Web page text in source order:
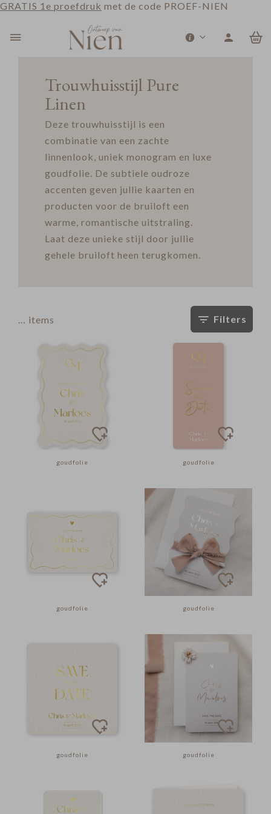
GRATIS 1e proefdruk met de code PROEF-NIEN
Trouwhuisstijl Pure
Linen
Deze trouwhuisstijl is een
combinatie van een zachte
linnenlook, uniek monogram en luxe
goudfolie. De subtiele oudroze
accenten geven jullie kaarten en
producten voor de bruiloft een
warme, romantische uitstraling.
Laat deze unieke stijl door jullie
gehele bruiloft heen terugkomen.
items Filters
goudfolie goudfolie
goudfolie goudfolie
goudfolie goudfolie